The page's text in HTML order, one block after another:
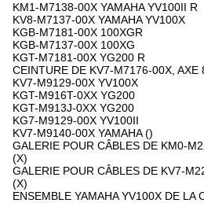
KM1-M7138-00X YAMAHA YV100II R
KV8-M7137-00X YAMAHA YV100X
KGB-M7181-00X 100XGR
KGB-M7137-00X 100XG
KGT-M7181-00X YG200 R
CEINTURE DE KV7-M7176-00X, AXE
KV7-M9129-00X YV100X
KGT-M916T-0XX YG200
KGT-M913J-0XX YG200
KG7-M9129-00X YV100II
KV7-M9140-00X YAMAHA ()
GALERIE POUR CÂBLES DE KM0-
(X)
GALERIE POUR CÂBLES DE KV7-
(X)
ENSEMBLE YAMAHA YV100X DE LA